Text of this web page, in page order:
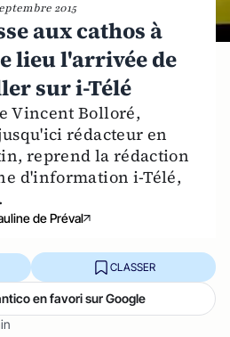
2015
aux cathos à
lieu l'arrivée de
sur i-Télé
Vincent Bolloré,
rédacteur en
reprend la rédaction
d'information i-Télé,
de Préval
CLASSER
en favori sur Google